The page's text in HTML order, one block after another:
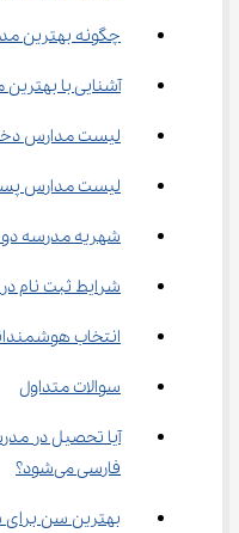
چگونه بهترین
آشنایی با
لیست مدارس
لیست مدارس
شهریه مدرسه دو
شرایط ثبت نام
انتخاب
سوالات متداول
آیا تحصیل در
فارسی می‌شود؟
بهترین سن برای